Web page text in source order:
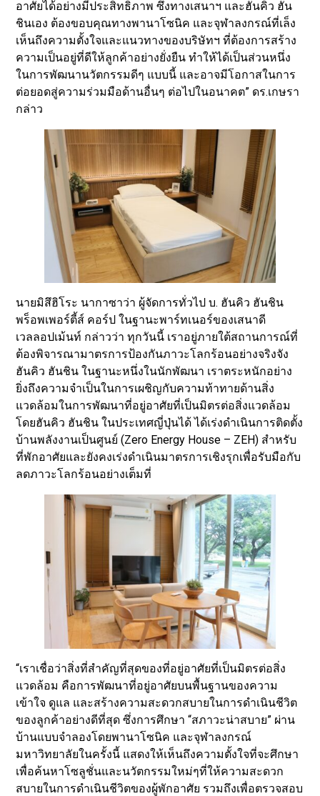
อาศัยได้อย่างมีประสิทธิภาพ ซึ่งทางเสนาฯ และฮันคิว ฮัน
ชินเอง ต้องขอบคุณทางพานาโซนิค และจุฬาลงกรณ์ที่เล็ง
เห็นถึงความตั้งใจและแนวทางของบริษัทฯ ที่ต้องการสร้าง
ความเป็นอยู่ที่ดีให้ลูกค้าอย่างยั่งยืน ทำให้ได้เป็นส่วนหนึ่ง
ในการพัฒนานวัตกรรมดีๆ แบบนี้ และอาจมีโอกาสในการ
ต่อยอดสู่ความร่วมมือด้านอื่นๆ ต่อไปในอนาคต” ดร.เกษรา
กล่าว
นายมิสึฮิโระ นากาซาว่า ผู้จัดการทั่วไป บ. ฮันคิว ฮันชิน
พร็อพเพอร์ตี้ส์ คอร์ป ในฐานะพาร์ทเนอร์ของเสนาดี
เวลลอปเม้นท์ กล่าวว่า ทุกวันนี้ เราอยู่ภายใต้สถานการณ์ที่
ต้องพิจารณามาตรการป้องกันภาวะโลกร้อนอย่างจริงจัง
ฮันคิว ฮันชิน ในฐานะหนึ่งในนักพัฒนา เราตระหนักอย่าง
ยิ่งถึงความจำเป็นในการเผชิญกับความท้าทายด้านสิ่ง
แวดล้อมในการพัฒนาที่อยู่อาศัยที่เป็นมิตรต่อสิ่งแวดล้อม
โดยฮันคิว ฮันชิน ในประเทศญี่ปุ่นได้ ได้เร่งดำเนินการติดตั้ง
บ้านพลังงานเป็นศูนย์ (Zero Energy House – ZEH) สำหรับ
ที่พักอาศัยและยังคงเร่งดำเนินมาตรการเชิงรุกเพื่อรับมือกับ
ลดภาวะโลกร้อนอย่างเต็มที่
“เราเชื่อว่าสิ่งที่สำคัญที่สุดของที่อยู่อาศัยที่เป็นมิตรต่อสิ่ง
แวดล้อม คือการพัฒนาที่อยู่อาศัยบนพื้นฐานของความ
เข้าใจ ดูแล และสร้างความสะดวกสบายในการดำเนินชีวิต
ของลูกค้าอย่างดีที่สุด ซึ่งการศึกษา “สภาวะน่าสบาย” ผ่าน
บ้านแบบจำลองโดยพานาโซนิค และจุฬาลงกรณ์
มหาวิทยาลัยในครั้งนี้ แสดงให้เห็นถึงความตั้งใจที่จะศึกษา
เพื่อค้นหาโซลูชั่นและนวัตกรรมใหม่ๆที่ให้ความสะดวก
สบายในการดำเนินชีวิตของผู้พักอาศัย รวมถึงเพื่อตรวจสอบ